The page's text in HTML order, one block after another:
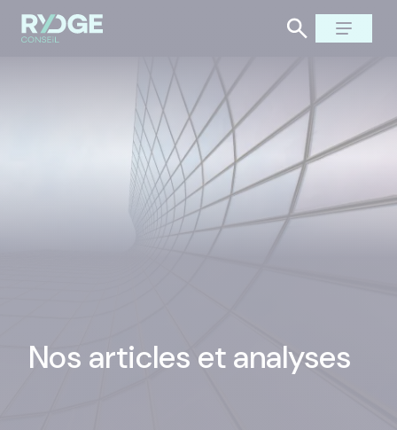
Nos articles et analyses